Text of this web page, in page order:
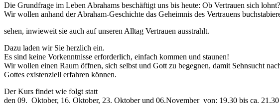
Die Grundfrage im Leben Abrahams beschäftigt uns bis heute: Ob Vertrauen sich lohnt?
Wir wollen anhand der Abraham-Geschichte das Geheimnis des Vertrauens
sehen, inwieweit sie auch auf unseren Alltag Vertrauen ausstrahlt.
Dazu laden wir Sie herzlich ein.
Es sind keine Vorkenntnisse erforderlich, einfach kommen und staunen!
Wir wollen einen Raum öffnen, sich selbst und Gott zu begegnen, damit Sehnsucht
Gottes existenziell erfahren können.
Der Kurs findet wie folgt statt
den 09. Oktober, 16. Oktober, 23. Oktober und 06.November von: 19.30 bis ca.